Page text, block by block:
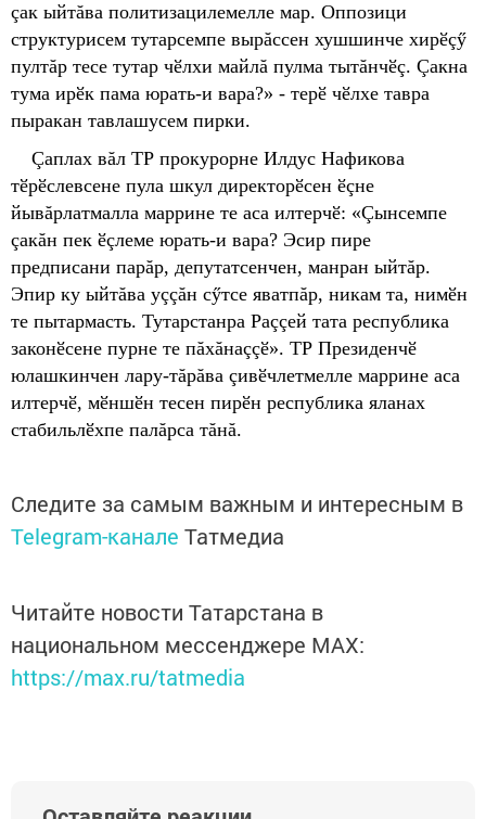
çак ыйтăва политизацилемелле мар. Оппозици
структурисем тутарсемпе вырăссен хушшинче хирӗçӳ
пултăр тесе тутар чӗлхи майлă пулма тытăнчӗç. Çакна
тума ирӗк пама юрать-и вара?» - терӗ чӗлхе тавра
пыракан тавлашусем пирки.
Çаплах вăл ТР прокурорне Илдус Нафикова
тӗрӗслевсене пула шкул директорӗсен ӗçне
йывăрлатмалла маррине те аса илтерчӗ: «Çынсемпе
çакăн пек ӗçлеме юрать-и вара? Эсир пире
предписани парăр, депутатсенчен, манран ыйтăр.
Эпир ку ыйтăва уççăн сӳтсе яватпăр, никам та, нимӗн
те пытармасть. Тутарстанра Раççей тата республика
законӗсене пурне те пăхăнаççӗ». ТР Президенчӗ
юлашкинчен лару-тăрăва çивӗчлетмелле маррине аса
илтерчӗ, мӗншӗн тесен пирӗн республика яланах
стабильлӗхпе палăрса тăнă.
Следите за самым важным и интересным в
Telegram-канале Татмедиа
Читайте новости Татарстана в
национальном мессенджере MАХ:
https://max.ru/tatmedia